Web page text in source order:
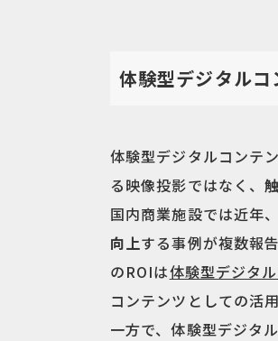
体験型デジタル
体験型デジタルコンテ
る映像投影ではなく、
国内商業施設では近年
向上する事例が複数報
のROIは体験型デジタ
コンテンツとしての活
一方で、体験型デジタ